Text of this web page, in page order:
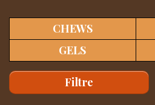
CHEWS
GELS
Filtre